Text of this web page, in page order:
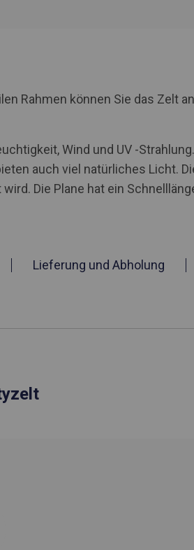
Rahmen können Sie das Zelt
Wind und UV -
auch viel natürliches Licht.
Die Plane hat ein
Lieferung und Abholung